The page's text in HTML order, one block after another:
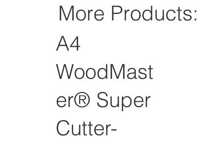
More Products:
A4
WoodMast
er® Super
Cutter-